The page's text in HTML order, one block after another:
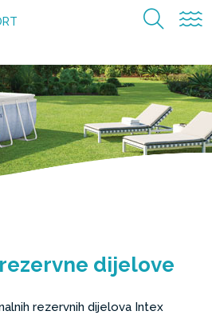
dijelove
rezervnih dijelova Intex